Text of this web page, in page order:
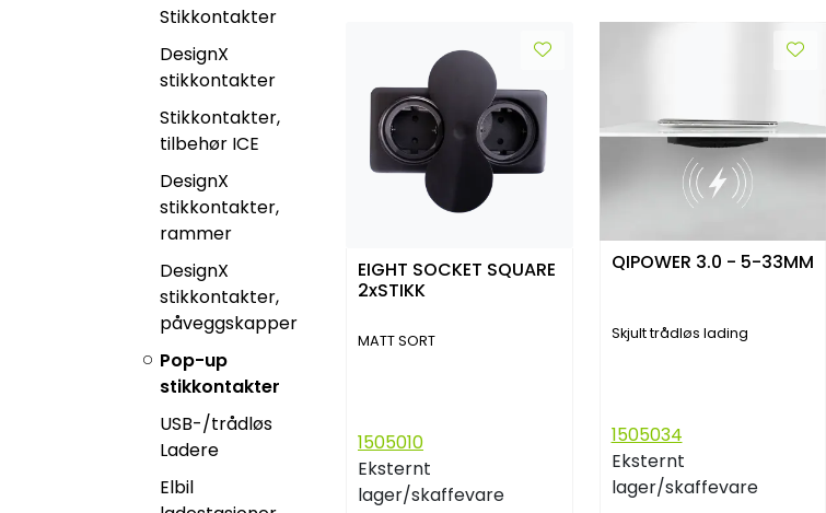
Stikkontakter
DesignX
stikkontakter
Stikkontakter,
tilbehør ICE
DesignX
stikkontakter,
rammer
DesignX
stikkontakter,
påveggskapper
Pop-up
stikkontakter
USB-/trådløs
Ladere
Elbil
EIGHT SOCKET SQUARE
2xSTIKK
MATT SORT
1505010
Eksternt
lager/skaffevare
QIPOWER 3.0 - 5-33MM
Skjult trådløs lading
1505034
Eksternt
lager/skaffevare